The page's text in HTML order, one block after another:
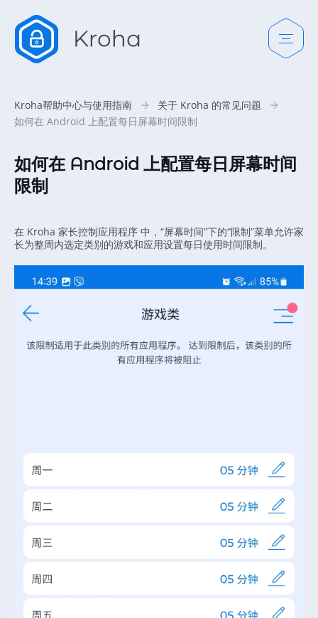
Kroha帮助中心与使用指南
关于 Kroha 的常见问题
如何在 Android 上配置每日屏幕时间限制
如何在 Android 上配置每日屏幕时间
限制
在 Kroha 家长控制应用程序 中，“屏幕时间”下的“限制”菜单允许家
长为整周内选定类别的游戏和应用设置每日使用时间限制。